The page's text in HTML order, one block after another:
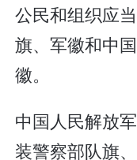
公民和组织应
旗、军徽和中
徽。
中国人民解放
装警察部队旗